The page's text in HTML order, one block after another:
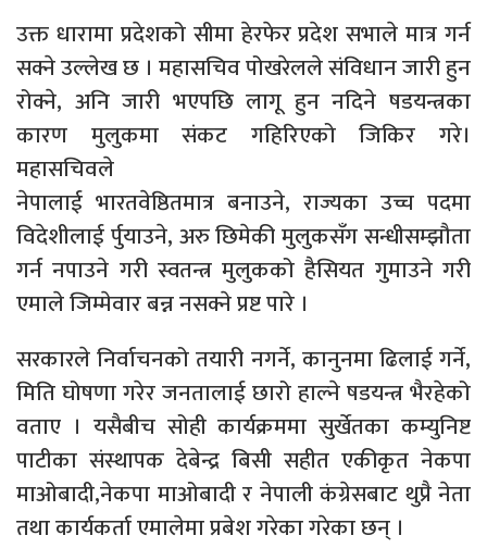
उक्त धारामा प्रदेशको सीमा हेरफेर प्रदेश सभाले मात्र गर्न
सक्ने उल्लेख छ । महासचिव पोखरेलले संविधान जारी हुन
रोक्ने, अनि जारी भएपछि लागू हुन नदिने षडयन्त्रका
कारण मुलुकमा संकट गहिरिएको जिकिर गरे।
महासचिवले
नेपालाई भारतवेष्ठितमात्र बनाउने, राज्यका उच्च पदमा
विदेशीलाई र्पुयाउने, अरु छिमेकी मुलुकसँग सन्धीसम्झौता
गर्न नपाउने गरी स्वतन्त्र मुलुकको हैसियत गुमाउने गरी
एमाले जिम्मेवार बन्न नसक्ने प्रष्ट पारे ।
सरकारले निर्वाचनको तयारी नगर्ने, कानुनमा ढिलाई गर्ने,
मिति घोषणा गरेर जनतालाई छारो हाल्ने षडयन्त्र भैरहेको
वताए । यसैबीच सोही कार्यक्रममा सुर्खेतका कम्युनिष्ट
पाटीका संस्थापक देबेन्द्र बिसी सहीत एकीकृत नेकपा
माओबादी,नेकपा माओबादी र नेपाली कंग्रेसबाट थुप्रै नेता
तथा कार्यकर्ता एमालेमा प्रबेश गरेका गरेका छन् ।